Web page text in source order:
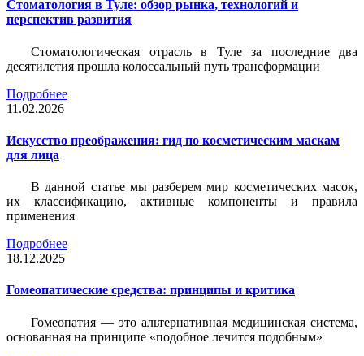
Стоматология в Туле: обзор рынка, технологий и
перспектив развития
Стоматологическая отрасль в Туле за последние два
десятилетия прошла колоссальный путь трансформации
Подробнее
11.02.2026
Искусство преображения: гид по косметическим маскам
для лица
В данной статье мы разберем мир косметических масок,
их классификацию, активные компоненты и правила
применения
Подробнее
18.12.2025
Гомеопатические средства: принципы и критика
Гомеопатия — это альтернативная медицинская система,
основанная на принципе «подобное лечится подобным»